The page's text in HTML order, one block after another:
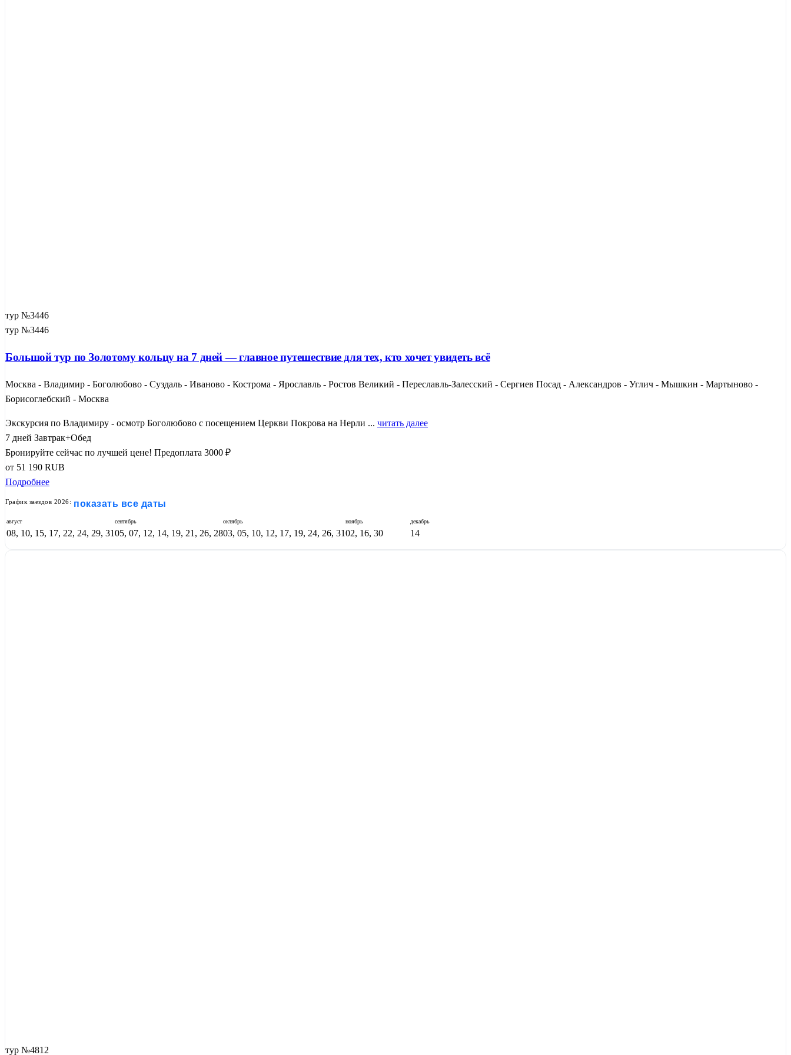
тур №3446
тур №3446
Большой тур по Золотому кольцу на 7 дней — главное путешествие для тех, кто хочет увидеть всё
Москва - Владимир - Боголюбово - Суздаль - Иваново - Кострома - Ярославль - Ростов Великий - Переславль-Залесский - Сергиев Посад - Александров - Углич - Мышкин - Мартыново -
Борисоглебский - Москва
Экскурсия по Владимиру - осмотр Боголюбово с посещением Церкви Покрова на Нерли ... читать далее
7 дней Завтрак+Обед
Бронируйте сейчас по лучшей цене! Предоплата 3000 ₽
от 51 190 RUB
Подробнее
График заездов 2026: показать все даты
август
08, 10, 15, 17, 22, 24, 29, 31
сентябрь
05, 07, 12, 14, 19, 21, 26, 28
октябрь
03, 05, 10, 12, 17, 19, 24, 26, 31
ноябрь
02, 16, 30
декабрь
14
тур №4812